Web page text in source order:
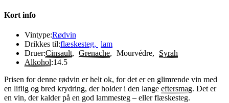
Kort info
Vintype:Rødvin
Drikkes til:flæskesteg, lam
Druer:Cinsault, Grenache, Mourvédre,
Syrah
Alkohol:14.5
Prisen for denne rødvin er helt ok, for det er en glimrende vin med
en liflig og bred krydring, der holder i den lange eftersmag. Det er
en vin, der kalder på en god lammesteg – eller flæskesteg.